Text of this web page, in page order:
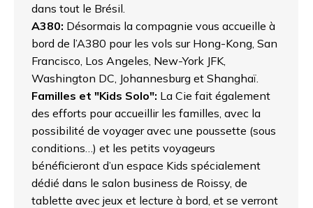
dans tout le Brésil.
A380: Désormais la compagnie vous accueille à
bord de l’A380 pour les vols sur Hong-Kong, San
Francisco, Los Angeles, New-York JFK,
Washington DC, Johannesburg et Shanghaï.
Familles et "Kids Solo": La Cie fait également
des efforts pour accueillir les familles, avec la
possibilité de voyager avec une poussette (sous
conditions…) et les petits voyageurs
bénéficieront d’un espace Kids spécialement
dédié dans le salon business de Roissy, de
tablette avec jeux et lecture à bord, et se verront